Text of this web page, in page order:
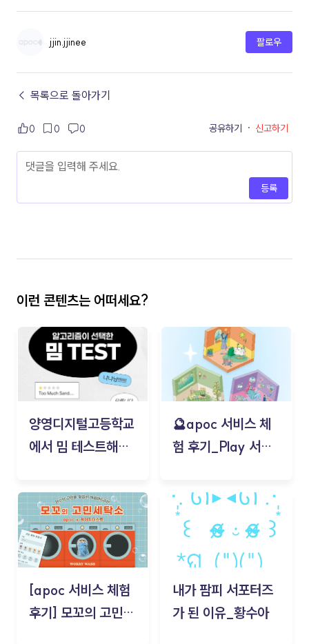
jjin.jjinee 팔로우
← 목록으로 돌아가기
0 0 0 공유하기 · 신고하기
등록
이런 콘텐츠는 어떠세요?
양영디지털고등학교
에서 밈 테스트해보
🔮apoc 서비스 체
험 후기_Play 서비
김태현
[apoc 서비스 체험
후기] 모꼬의 고민세
내가 팜피 서포터즈
가 된 이유_황수아